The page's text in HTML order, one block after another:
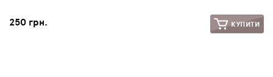
250 грн. КУПИТИ